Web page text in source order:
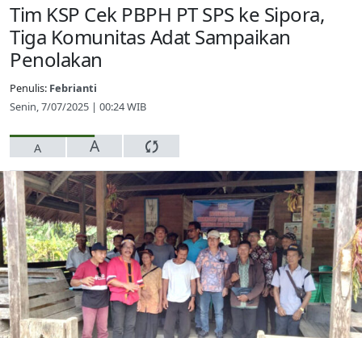
Tim KSP Cek PBPH PT SPS ke Sipora,
Tiga Komunitas Adat Sampaikan
Penolakan
Penulis: Febrianti
Senin, 7/07/2025 | 00:24 WIB
A A